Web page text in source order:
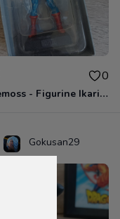
0
Eaglemoss - Figurine Ikaris - Marvel Comics - Plomb
Gokusan29